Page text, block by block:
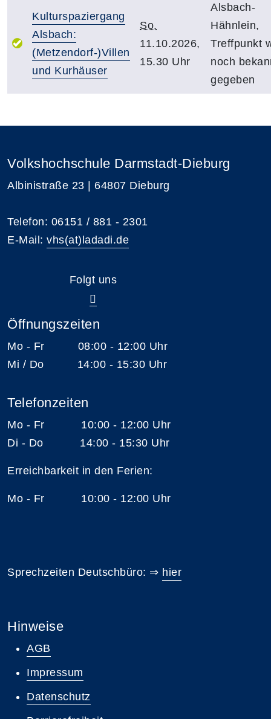
Kulturspaziergang
Alsbach:
(Metzendorf-)Villen
und Kurhäuser
So.
11.10.2026,
15.30 Uhr
Alsbach-
Hähnlein,
Treffpunkt
noch
gegeben
Volkshochschule Darmstadt-Dieburg
Albinistraße 23 | 64807 Dieburg
Telefon: 06151 / 881 - 2301
E-Mail: vhs(at)ladadi.de
Folgt uns
Öffnungszeiten
Mo - Fr 08:00 - 12:00 Uhr
Mi / Do 14:00 - 15:30 Uhr
Telefonzeiten
Mo - Fr 10:00 - 12:00 Uhr
Di - Do 14:00 - 15:30 Uhr
Erreichbarkeit in den Ferien:
Mo - Fr 10:00 - 12:00 Uhr
Sprechzeiten Deutschbüro: ⇒ hier
Hinweise
AGB
Impressum
Datenschutz